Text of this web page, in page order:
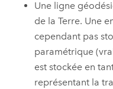
Une ligne
de la Terre. Une
cependant pas
paramétrique
est stockée en
représentant la